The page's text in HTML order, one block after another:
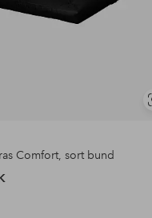
Comfort, sort bund